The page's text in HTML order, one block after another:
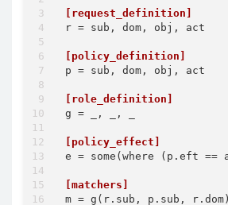
[request_definition]
r = sub, dom, obj, act
[policy_definition]
p = sub, dom, obj, act
[role_definition]
g = _, _, _
[policy_effect]
e = some(where (p.eft ==
[matchers]
m